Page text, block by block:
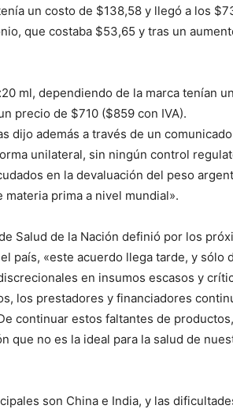
un costo de $138,58 y llegó a los
que costaba $53,65 y tras un
ml, dependiendo de la marca tenían
precio de $710 ($859 con IVA).
dijo además a través de un
unilateral, sin ningún control
en la devaluación del peso
prima a nivel mundial».
Salud de la Nación definió por los
país, «este acuerdo llega tarde, y sólo
en insumos escasos y
los prestadores y financiadores
continuar estos faltantes de
que no es la ideal para la salud de
son China e India, y las